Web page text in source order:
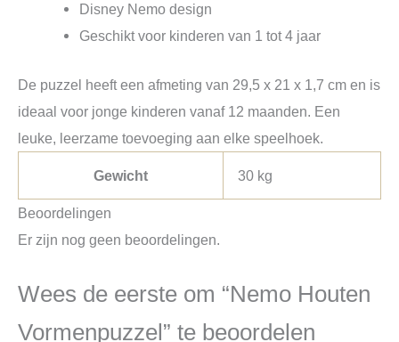
Disney Nemo design
Geschikt voor kinderen van 1 tot 4 jaar
De puzzel heeft een afmeting van 29,5 x 21 x 1,7 cm en is
ideaal voor jonge kinderen vanaf 12 maanden. Een
leuke, leerzame toevoeging aan elke speelhoek.
Gewicht 30 kg
Beoordelingen
Er zijn nog geen beoordelingen.
Wees de eerste om “Nemo Houten
Vormenpuzzel” te beoordelen